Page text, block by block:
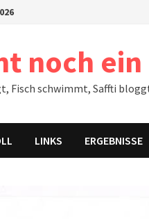
noch
Fisch schwimmt, Saffti
LINKS ERGEBNISSE